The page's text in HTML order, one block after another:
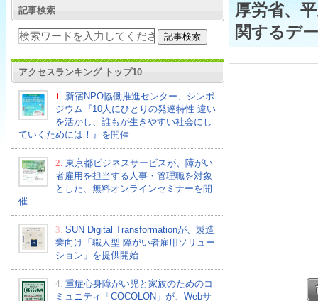
記事検索
アクセスランキング トップ10
1.
新宿NPO協働推進センター、シンポ
ジウム『10人にひとりの発達特性 違い
を活かし、誰もが生きやすい社会にし
ていくためには！』を開催
2. 東京都ビジネスサービスが、障がい
者雇用を担当する人事・管理職を対象
とした、無料オンラインセミナーを開
催
3. SUN Digital Transformationが、製造
業向け「職人型 障がい者雇用ソリュー
ション」を提供開始
4. 重症心身障がい児と家族のためのコ
ミュニティ「COCOLON」が、Webサ
厚労省、
関するデ